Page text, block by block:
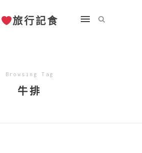
旅行記食
Browsing Tag
牛排